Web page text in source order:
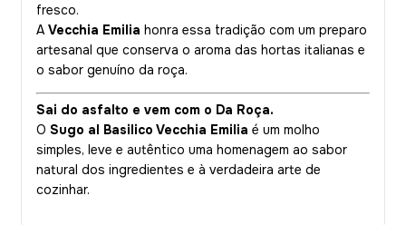
fresco.
A Vecchia Emilia honra essa tradição com um preparo
artesanal que conserva o aroma das hortas italianas e
o sabor genuíno da roça.
Sai do asfalto e vem com o Da Roça.
O Sugo al Basilico Vecchia Emilia é um molho
simples, leve e autêntico uma homenagem ao sabor
natural dos ingredientes e à verdadeira arte de
cozinhar.